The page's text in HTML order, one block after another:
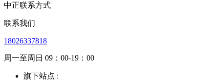
中正联系方式
联系我们
18026337818
周一至周日 09：00-19：00
旗下站点 :